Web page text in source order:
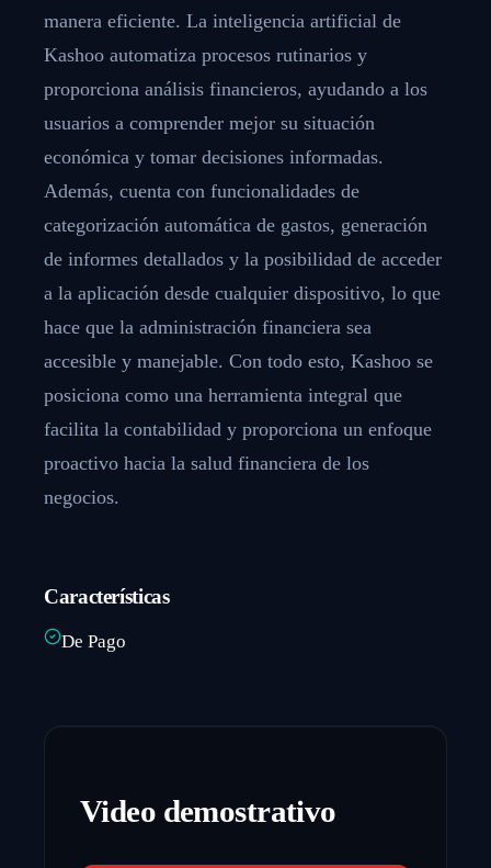
manera eficiente. La inteligencia artificial de
Kashoo automatiza procesos rutinarios y
proporciona análisis financieros, ayudando a los
usuarios a comprender mejor su situación
económica y tomar decisiones informadas.
Además, cuenta con funcionalidades de
categorización automática de gastos, generación
de informes detallados y la posibilidad de acceder
a la aplicación desde cualquier dispositivo, lo que
hace que la administración financiera sea
accesible y manejable. Con todo esto, Kashoo se
posiciona como una herramienta integral que
facilita la contabilidad y proporciona un enfoque
proactivo hacia la salud financiera de los
negocios.
Características
De Pago
Video demostrativo